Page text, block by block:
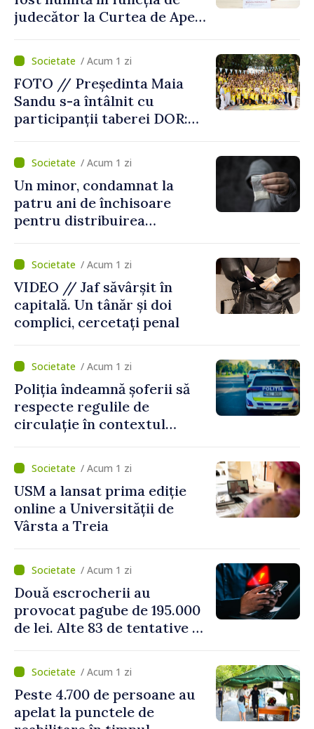
judecător la Curtea de Apel
/ Acum 1 zi
FOTO // Președinta Maia
Sandu s-a întâlnit cu
participanții taberei DOR:
noastră rămâne puternică”
/ Acum 1 zi
Un minor, condamnat la
patru ani de închisoare
pentru distribuirea
/ Acum 1 zi
VIDEO // Jaf săvârșit în
capitală. Un tânăr și doi
complici, cercetați penal
/ Acum 1 zi
Poliția îndeamnă șoferii să
respecte regulile de
circulație în contextul
perioada concediilor
/ Acum 1 zi
USM a lansat prima ediție
online a Universității de
Vârsta a Treia
/ Acum 1 zi
Două escrocherii au
provocat pagube de 195.000
de lei. Alte 83 de tentative au
/ Acum 1 zi
Peste 4.700 de persoane au
apelat la punctele de